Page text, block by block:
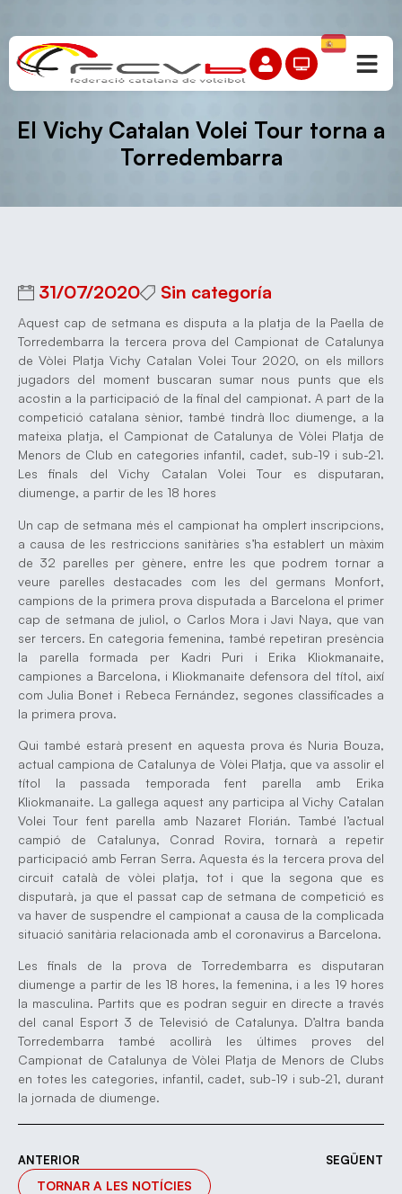
El Vichy Catalan Volei Tour torna a
Torredembarra
31/07/2020 Sin categoría
Aquest cap de setmana es disputa a la platja de la Paella de
Torredembarra la tercera prova del Campionat de Catalunya
de Vòlei Platja Vichy Catalan Volei Tour 2020, on els millors
jugadors del moment buscaran sumar nous punts que els
acostin a la participació de la final del campionat. A part de la
competició catalana sènior, també tindrà lloc diumenge, a la
mateixa platja, el Campionat de Catalunya de Vòlei Platja de
Menors de Club en categories infantil, cadet, sub-19 i sub-21.
Les finals del Vichy Catalan Volei Tour es disputaran,
diumenge, a partir de les 18 hores
Un cap de setmana més el campionat ha omplert inscripcions,
a causa de les restriccions sanitàries s’ha establert un màxim
de 32 parelles per gènere, entre les que podrem tornar a
veure parelles destacades com les del germans Monfort,
campions de la primera prova disputada a Barcelona el primer
cap de setmana de juliol, o Carlos Mora i Javi Naya, que van
ser tercers. En categoria femenina, també repetiran presència
la parella formada per Kadri Puri i Erika Kliokmanaite,
campiones a Barcelona, i Kliokmanaite defensora del títol, així
com Julia Bonet i Rebeca Fernández, segones classificades a
la primera prova.
Qui també estarà present en aquesta prova és Nuria Bouza,
actual campiona de Catalunya de Vòlei Platja, que va assolir el
títol la passada temporada fent parella amb Erika
Kliokmanaite. La gallega aquest any participa al Vichy Catalan
Volei Tour fent parella amb Nazaret Florián. També l’actual
campió de Catalunya, Conrad Rovira, tornarà a repetir
participació amb Ferran Serra. Aquesta és la tercera prova del
circuit català de vòlei platja, tot i que la segona que es
disputarà, ja que el passat cap de setmana de competició es
va haver de suspendre el campionat a causa de la complicada
situació sanitària relacionada amb el coronavirus a Barcelona.
Les finals de la prova de Torredembarra es disputaran
diumenge a partir de les 18 hores, la femenina, i a les 19 hores
la masculina. Partits que es podran seguir en directe a través
del canal Esport 3 de Televisió de Catalunya. D’altra banda
Torredembarra també acollirà les últimes proves del
Campionat de Catalunya de Vòlei Platja de Menors de Clubs
en totes les categories, infantil, cadet, sub-19 i sub-21, durant
la jornada de diumenge.
ANTERIOR SEGÜENT
TORNAR A LES NOTÍCIES